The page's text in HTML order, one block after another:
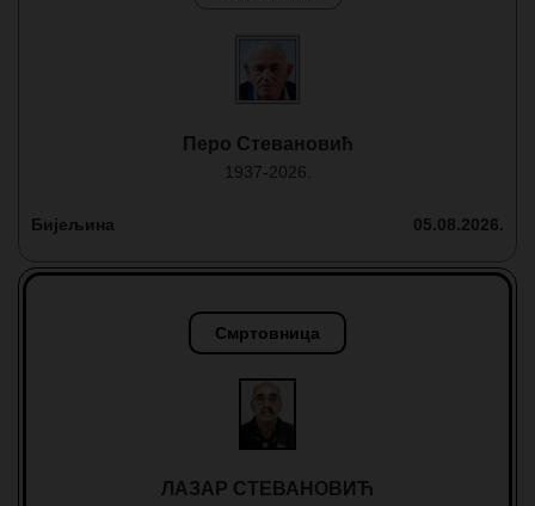
Перо Стевановић
1937-2026.
Бијељина 05.08.2026.
Смртовница
ЛАЗАР СТЕВАНОВИЋ